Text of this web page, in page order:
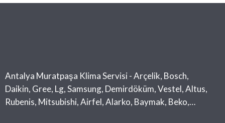
Antalya Muratpaşa Klima Servisi - Arçelik, Bosch,
Daikin, Gree, Lg, Samsung, Demirdöküm, Vestel, Altus,
Rubenis, Mitsubishi, Airfel, Alarko, Baymak, Beko,